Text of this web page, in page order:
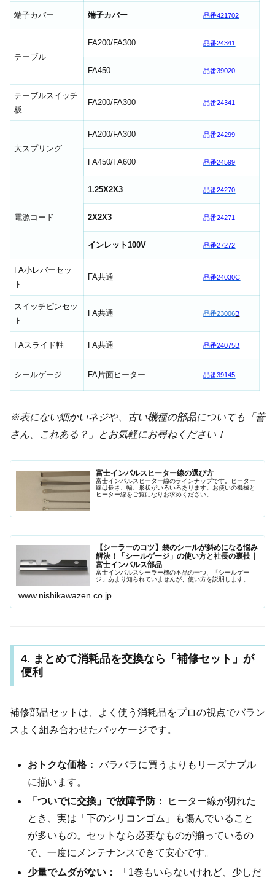
端子カバー 端子カバー 品番421702
テーブル
FA200/FA300 品番24341
FA450 品番39020
テーブルスイッチ
板
FA200/FA300 品番24341
大スプリング
FA200/FA300 品番24299
FA450/FA600 品番24599
電源コード
1.25X2X3 品番24270
2X2X3 品番24271
インレット100V 品番27272
FA小レバーセッ
ト
FA共通 品番24030C
スイッチピンセッ
ト
FA共通 品番23006B
FAスライド軸 FA共通 品番24075B
シールゲージ FA片面ヒーター 品番39145
※表にない細かいネジや、古い機種の部品についても「善
さん、これある？」とお気軽にお尋ねください！
富士インパルスヒーター線の選び方
富士インパルスヒーター線のラインナップです。ヒーター
線は長さ、幅、形状がいろいろあります。お使いの機械と
ヒーター線をご覧になりお求めください。
【シーラーのコツ】袋のシールが斜めになる悩み
解決！「シールゲージ」の使い方と社長の裏技｜
富士インパルス部品
富士インパルスシーラー機の不品の一つ、「シールゲー
ジ」あまり知られていませんが、使い方を説明します。
www.nishikawazen.co.jp
4. まとめて消耗品を交換なら「補修セット」が
便利
補修部品セットは、よく使う消耗品をプロの視点でバラン
スよく組み合わせたパッケージです。
おトクな価格： バラバラに買うよりもリーズナブル
に揃います。
「ついでに交換」で故障予防：
ヒーター線が切れた
とき、実は「下のシリコンゴム」も傷んでいること
が多いもの。セットなら必要なものが揃っているの
で、一度にメンテナンスできて安心です。
少量でムダがない：
「1巻もいらないけれど、少しだ